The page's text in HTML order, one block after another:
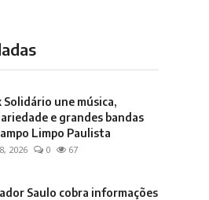
Solidário une música,
e grandes bandas
Limpo Paulista
2026 0 67
Saulo cobra informações